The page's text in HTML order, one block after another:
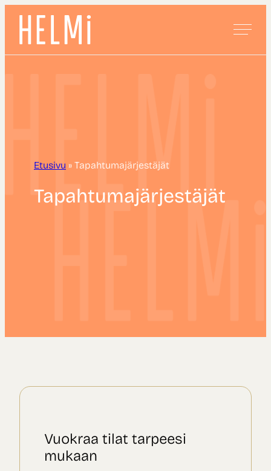
Tapahtumakeskus Helmi
Etusivu » Tapahtumajärjestäjät
Tapahtumajärjestäjät
Vuokraa tilat tarpeesi
mukaan